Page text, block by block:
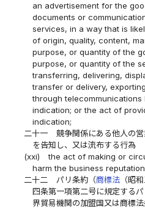
an advertisement for the
documents or
services, in a way that is
of origin, quality, content,
purpose, or quantity of the
purpose, or quantity of the
transferring, delivering,
transfer or delivery,
through
indication; or the act of
indication;
二十一
競争関係にある他人の
を告知し、又は流布する行為
(xxi)
the act of making or
harm the business
二十二
パリ条約（商標法（昭
四条第一項第二号に規定する
界貿易機関の加盟国又は商標